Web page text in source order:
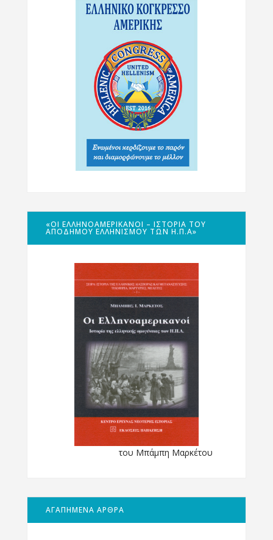
«ΟΙ ΕΛΛΗΝΟΑΜΕΡΙΚΑΝΟΊ – ΙΣΤΟΡΊΑ ΤΟΥ
ΑΠΌΔΗΜΟΥ ΕΛΛΗΝΙΣΜΟΎ ΤΩΝ Η.Π.Α»
του Μπάμπη Μαρκέτου
ΑΓΑΠΗΜΕΝΑ ΑΡΘΡΑ